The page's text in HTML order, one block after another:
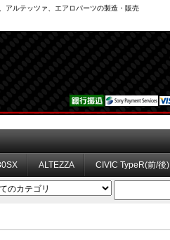
ルテッツァ、エアロパーツの製造・販売
ALTEZZA CIVIC TypeR(前/後)